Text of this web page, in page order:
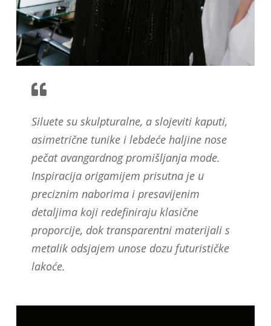
Siluete su skulpturalne, a slojeviti kaputi,
asimetrične tunike i lebdeće haljine nose
pečat avangardnog promišljanja mode.
Inspiracija origamijem prisutna je u
preciznim naborima i presavijenim
detaljima koji redefiniraju klasične
proporcije, dok transparentni materijali s
metalik odsjajem unose dozu futurističke
lakoće.